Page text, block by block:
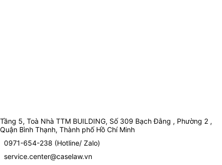
Tầng 5, Toà Nhà TTM BUILDING, Số 309 Bạch Đằng , Phường 2 ,
Quận Bình Thạnh, Thành phố Hồ Chí Minh
0971-654-238 (Hotline/ Zalo)
service.center@caselaw.vn